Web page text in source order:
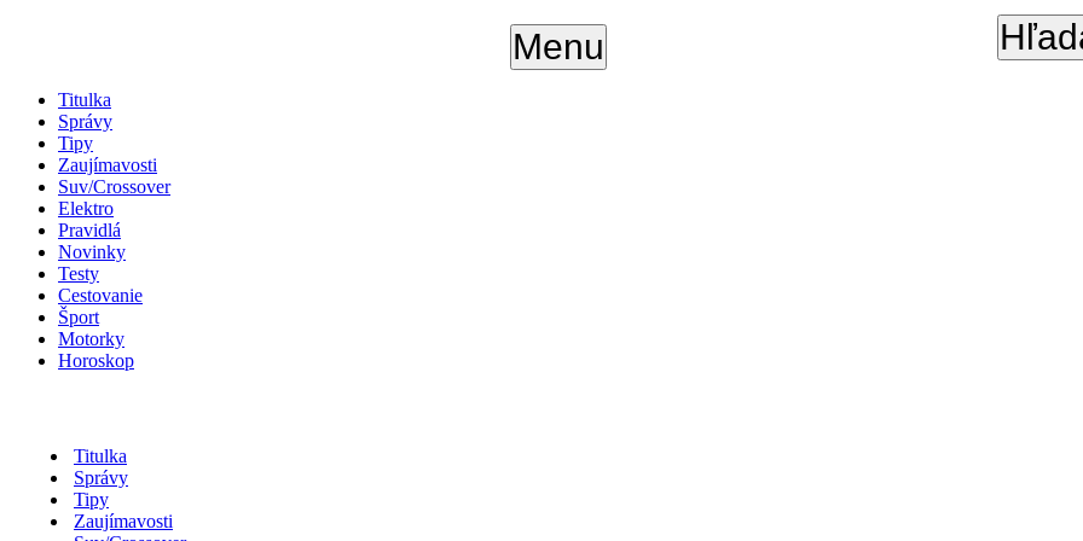
Menu
Titulka
Správy
Tipy
Zaujímavosti
Suv/Crossover
Elektro
Pravidlá
Novinky
Testy
Cestovanie
Šport
Motorky
Horoskop
Titulka
Správy
Tipy
Zaujímavosti